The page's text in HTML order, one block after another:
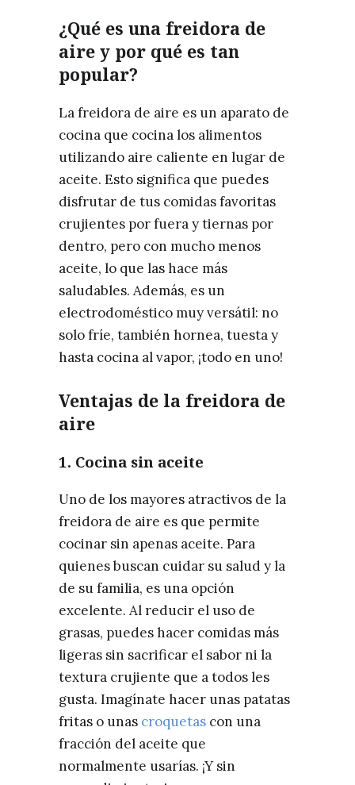
¿Qué es una freidora de
aire y por qué es tan
popular?
La freidora de aire es un aparato de
cocina que cocina los alimentos
utilizando aire caliente en lugar de
aceite. Esto significa que puedes
disfrutar de tus comidas favoritas
crujientes por fuera y tiernas por
dentro, pero con mucho menos
aceite, lo que las hace más
saludables. Además, es un
electrodoméstico muy versátil: no
solo fríe, también hornea, tuesta y
hasta cocina al vapor, ¡todo en uno!
Ventajas de la freidora de
aire
1. Cocina sin aceite
Uno de los mayores atractivos de la
freidora de aire es que permite
cocinar sin apenas aceite. Para
quienes buscan cuidar su salud y la
de su familia, es una opción
excelente. Al reducir el uso de
grasas, puedes hacer comidas más
ligeras sin sacrificar el sabor ni la
textura crujiente que a todos les
gusta. Imagínate hacer unas patatas
fritas o unas croquetas con una
fracción del aceite que
normalmente usarías. ¡Y sin